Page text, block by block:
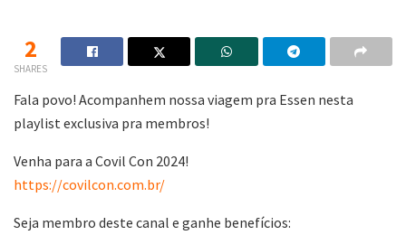
2
SHARES
Fala povo! Acompanhem nossa viagem pra Essen nesta
playlist exclusiva pra membros!
Venha para a Covil Con 2024!
https://covilcon.com.br/
Seja membro deste canal e ganhe benefícios: